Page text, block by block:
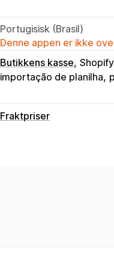
Portugisisk (Brasil)
Denne appen er ikke
Butikkens kasse
importação de planilha
Fraktpriser